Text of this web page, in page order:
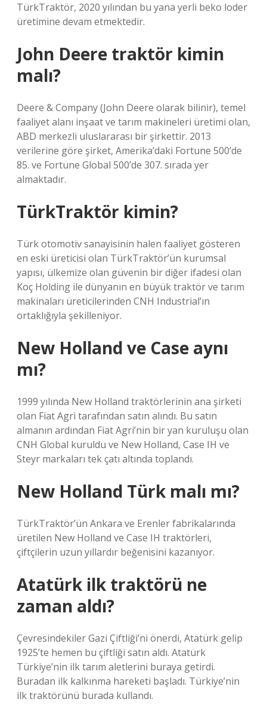
TürkTraktör, 2020 yılından bu yana yerli beko loder
üretimine devam etmektedir.
John Deere traktör kimin
malı?
Deere & Company (John Deere olarak bilinir), temel
faaliyet alanı inşaat ve tarım makineleri üretimi olan,
ABD merkezli uluslararası bir şirkettir. 2013
verilerine göre şirket, Amerika’daki Fortune 500’de
85. ve Fortune Global 500’de 307. sırada yer
almaktadır.
TürkTraktör kimin?
Türk otomotiv sanayisinin halen faaliyet gösteren
en eski üreticisi olan TürkTraktör’ün kurumsal
yapısı, ülkemize olan güvenin bir diğer ifadesi olan
Koç Holding ile dünyanın en büyük traktör ve tarım
makinaları üreticilerinden CNH Industrial’ın
ortaklığıyla şekilleniyor.
New Holland ve Case aynı
mı?
1999 yılında New Holland traktörlerinin ana şirketi
olan Fiat Agri tarafından satın alındı. Bu satın
almanın ardından Fiat Agri’nin bir yan kuruluşu olan
CNH Global kuruldu ve New Holland, Case IH ve
Steyr markaları tek çatı altında toplandı.
New Holland Türk malı mı?
TürkTraktör’ün Ankara ve Erenler fabrikalarında
üretilen New Holland ve Case IH traktörleri,
çiftçilerin uzun yıllardır beğenisini kazanıyor.
Atatürk ilk traktörü ne
zaman aldı?
Çevresindekiler Gazi Çiftliği’ni önerdi, Atatürk gelip
1925’te hemen bu çiftliği satın aldı. Atatürk
Türkiye’nin ilk tarım aletlerini buraya getirdi.
Buradan ilk kalkınma hareketi başladı. Türkiye’nin
ilk traktörünü burada kullandı.